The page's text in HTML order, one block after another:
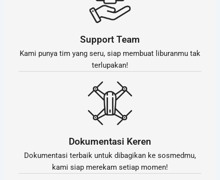
Support Team
Kami punya tim yang seru, siap membuat liburanmu tak
terlupakan!
Dokumentasi Keren
Dokumentasi terbaik untuk dibagikan ke sosmedmu,
kami siap merekam setiap momen!